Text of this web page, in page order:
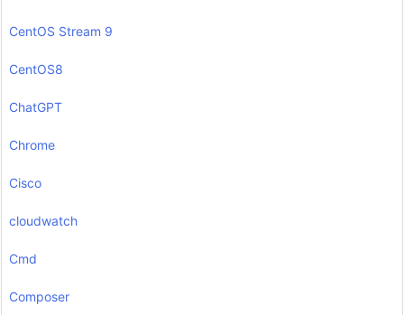
CentOS Stream 9
CentOS8
ChatGPT
Chrome
Cisco
cloudwatch
Cmd
Composer